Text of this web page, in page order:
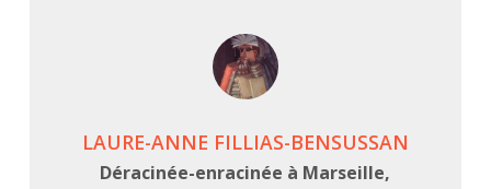
LAURE-ANNE FILLIAS-BENSUSSAN
Déracinée-enracinée à Marseille,